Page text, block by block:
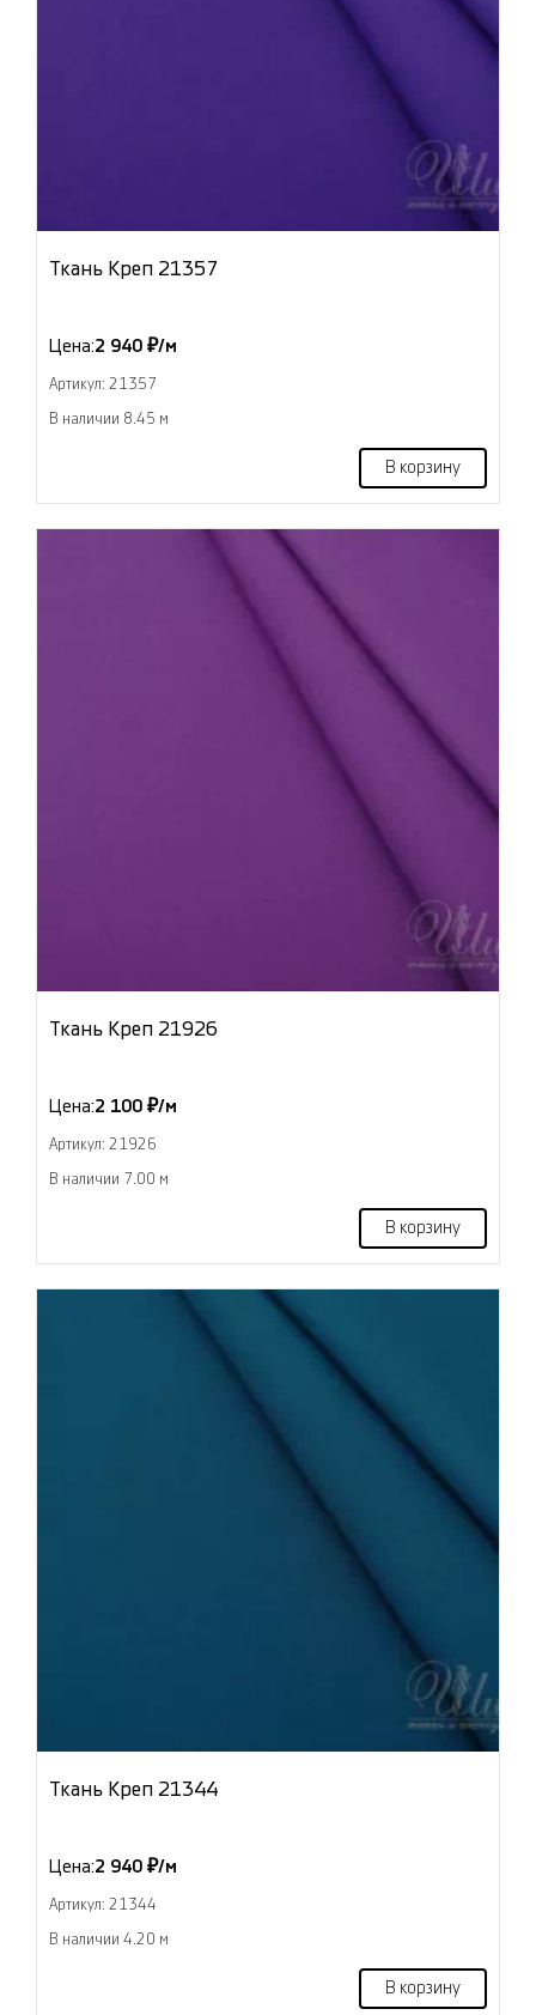
Ткань Креп 21357
Цена:2 940 ₽/м
Артикул: 21357
В наличии 8.45 м
В корзину
Ткань Креп 21926
Цена:2 100 ₽/м
Артикул: 21926
В наличии 7.00 м
В корзину
Ткань Креп 21344
Цена:2 940 ₽/м
Артикул: 21344
В наличии 4.20 м
В корзину